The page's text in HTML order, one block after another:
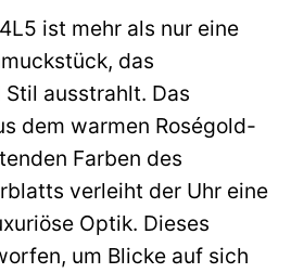
ist mehr als nur eine
das
ausstrahlt. Das
dem warmen Roségold-
Farben des
verleiht der Uhr eine
Optik. Dieses
um Blicke auf sich